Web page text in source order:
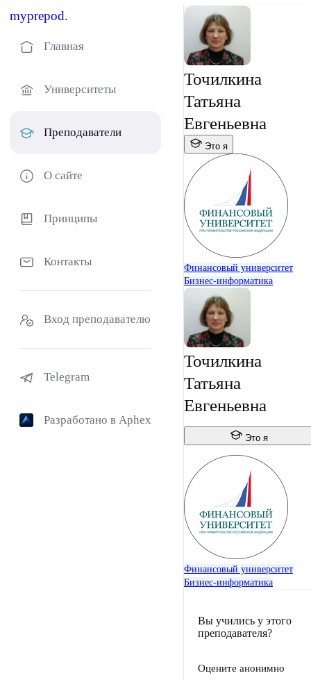
myprepod.
Главная
Университеты
Преподаватели
О сайте
Принципы
Контакты
Вход преподавателю
Telegram
Разработано в Aphex
Точилкина
Татьяна
Евгеньевна
Это я
Финансовый университет
Бизнес-информатика
Точилкина
Татьяна
Евгеньевна
Это я
Финансовый университет
Бизнес-информатика
Вы учились у этого
преподавателя?
Оцените анонимно